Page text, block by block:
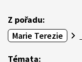
Z pořadu:
Marie Terezie
Témata: